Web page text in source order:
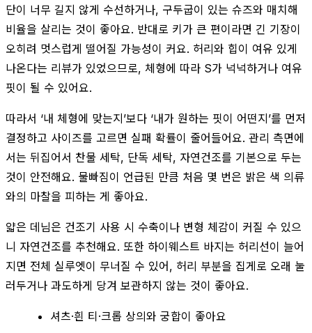
단이 너무 길지 않게 수선하거나, 구두굽이 있는 슈즈와 매치해
비율을 살리는 것이 좋아요. 반대로 키가 큰 편이라면 긴 기장이
오히려 멋스럽게 떨어질 가능성이 커요. 허리와 힙이 여유 있게
나온다는 리뷰가 있었으므로, 체형에 따라 S가 넉넉하거나 여유
핏이 될 수 있어요.
따라서 ‘내 체형에 맞는지’보다 ‘내가 원하는 핏이 어떤지’를 먼저
결정하고 사이즈를 고르면 실패 확률이 줄어들어요. 관리 측면에
서는 뒤집어서 찬물 세탁, 단독 세탁, 자연건조를 기본으로 두는
것이 안전해요. 물빠짐이 언급된 만큼 처음 몇 번은 밝은 색 의류
와의 마찰을 피하는 게 좋아요.
얇은 데님은 건조기 사용 시 수축이나 변형 체감이 커질 수 있으
니 자연건조를 추천해요. 또한 하이웨스트 바지는 허리선이 늘어
지면 전체 실루엣이 무너질 수 있어, 허리 부분을 집게로 오래 눌
러두거나 과도하게 당겨 보관하지 않는 것이 좋아요.
셔츠·흰 티·크롭 상의와 궁합이 좋아요